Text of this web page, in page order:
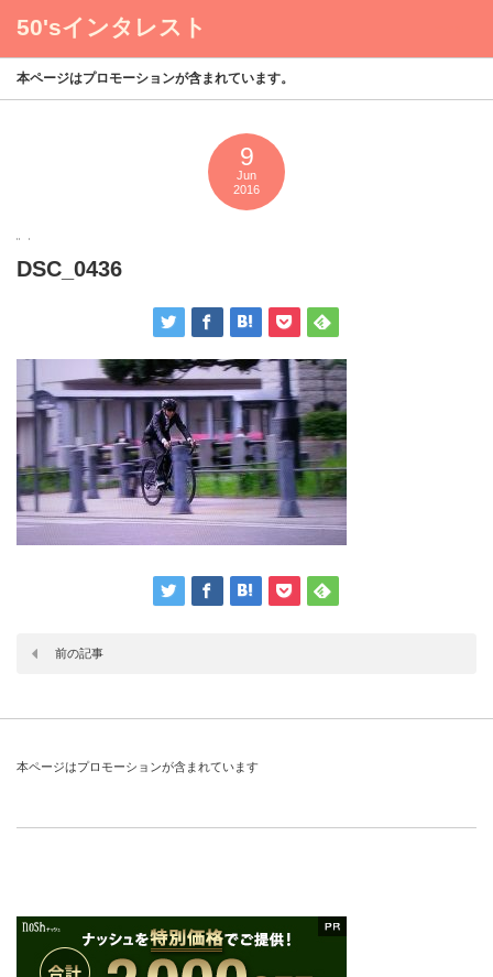
50'sインタレスト
本ページはプロモーションが含まれています。
9
Jun
2016
DSC_0436
前の記事
本ページはプロモーションが含まれています